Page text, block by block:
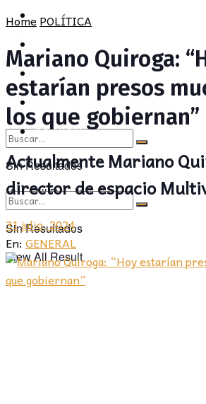
POLÍTICA
CULTURA
OPINIÓN
Sin Resultados
View All Result
PROVINCIA
POLÍTICA
SOCIEDAD
OPINIÓN
Sin Resultados
View All Result
HomePOLÍTICA
Mariano Quiroga:
estarían presos
los que gobiernan”
Actualmente Mariano
director de espacio
31 julio, 2024
En: GENERAL